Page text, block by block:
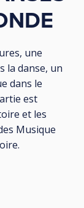
une
la danse, un
dans le
est
et les
Musique